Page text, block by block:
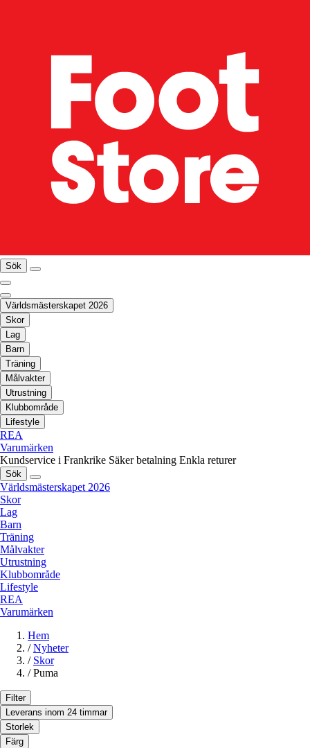
Sök
Världsmästerskapet 2026
Skor
Lag
Barn
Träning
Målvakter
Utrustning
Klubbområde
Lifestyle
REA
Varumärken
Kundservice i Frankrike Säker betalning Enkla returer
Sök
Världsmästerskapet 2026
Skor
Lag
Barn
Träning
Målvakter
Utrustning
Klubbområde
Lifestyle
REA
Varumärken
Hem
/ Nyheter
/ Skor
/ Puma
Filter
Leverans inom 24 timmar
Storlek
Färg